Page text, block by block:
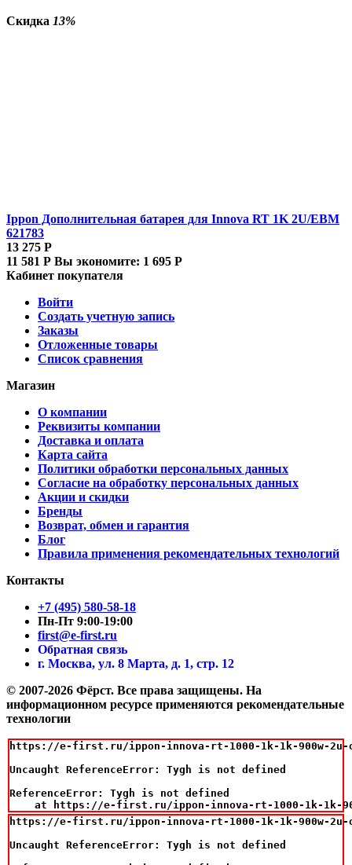
Скидка 13%
Ippon Дополнительная батарея для Innova RT 1K 2U/EBM
621783
13 275 Р
11 581 Р Вы экономите: 1 695 Р
Кабинет покупателя
Войти
Создать учетную запись
Заказы
Отложенные товары
Список сравнения
Магазин
О компании
Реквизиты компании
Доставка и оплата
Карта сайта
Политики обработки персональных данных
Согласие на обработку персональных данных
Акции и скидки
Бренды
Возврат, обмен и гарантия
Блог
Правила применения рекомендательных технологий
Контакты
+7 (495) 580-58-18
Пн-Пт 9:00-19:00
first@e-first.ru
Обратная связь
г. Москва, ул. 8 Марта, д. 1, стр. 12
© 2007-2026 Фёрст. Все права защищены. На
информационном ресурсе применяются рекомендательные
технологии
https://e-first.ru/ippon-innova-rt-1000-1k-1k-900w-2u-
Uncaught ReferenceError: Tygh is not defined
ReferenceError: Tygh is not defined
at https://e-first.ru/ippon-innova-rt-1000-1k-1k-
https://e-first.ru/ippon-innova-rt-1000-1k-1k-900w-2u-
Uncaught ReferenceError: Tygh is not defined